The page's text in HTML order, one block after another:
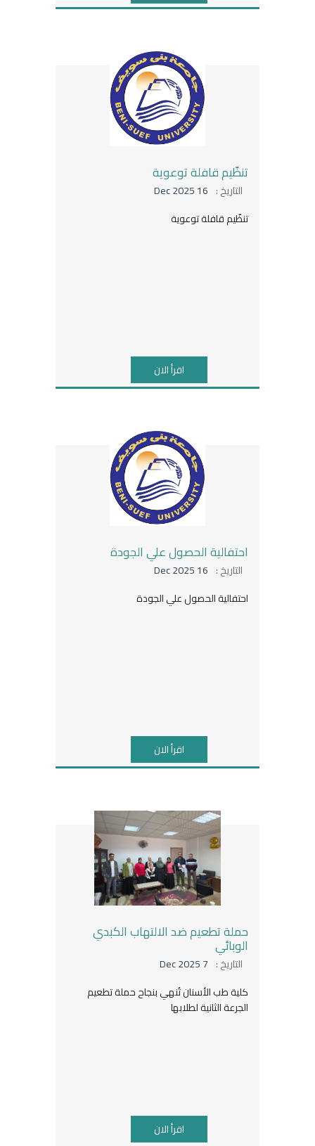
تنظّيم قافلة توعوية
التاريخ : 16 Dec 2025
تنظّيم قافلة توعوية
اقرأ الان
احتفالية الحصول علي الجودة
التاريخ : 16 Dec 2025
احتفالية الحصول علي الجودة
اقرأ الان
حملة تطعيم ضد الالتهاب الكبدي
الوبائي
التاريخ : 7 Dec 2025
كلية طب الأسنان تُنهي بنجاح حملة تطعيم
الجرعة الثانية لطلابها
اقرأ الان